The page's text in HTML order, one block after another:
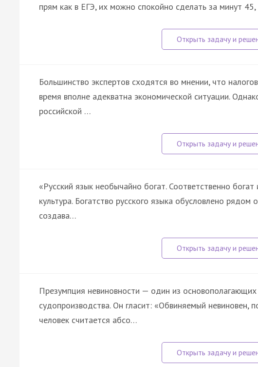
прям как в ЕГЭ, их можно спокойно сделать за минут
Большинство экспертов сходятся во мнении, что
время вполне адекватна экономической ситуации.
российской …
«Русский язык необычайно богат. Соответственно
культура. Богатство русского языка обусловлено рядом
создава…
Презумпция невиновности — один из основополагающих
судопроизводства. Он гласит: «Обвиняемый невиновен,
человек считается абсо…